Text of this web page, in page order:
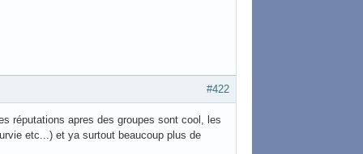
#422
réputations apres des groupes sont cool, les
etc...) et ya surtout beaucoup plus de